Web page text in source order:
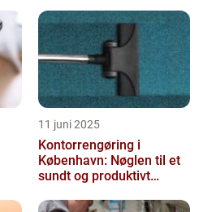
11 juni 2025
Kontorrengøring i
København: Nøglen til et
sundt og produktivt